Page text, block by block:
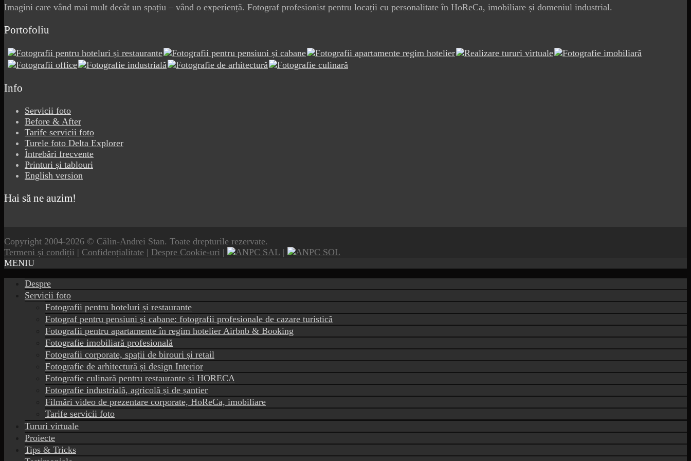
Imagini care vând mai mult decât un spațiu – vând o experiență. Fotograf profesionist pentru locații cu personalitate în HoReCa, imobiliare și domeniul industrial.
Portofoliu
Info
Servicii foto
Before & After
Tarife servicii foto
Turele foto Delta Explorer
Întrebări frecvente
Printuri și tablouri
English version
Hai să ne auzim!
Copyright 2004-2026 © Călin-Andrei Stan. Toate drepturile rezervate.
Termeni și condiții | Confidențialitate | Despre Cookie-uri |
|
MENIU
Despre
Servicii foto
Fotografii pentru hoteluri și restaurante
Fotograf pentru pensiuni și cabane: fotografii profesionale de cazare turistică
Fotografii pentru apartamente în regim hotelier Airbnb & Booking
Fotografie imobiliară profesională
Fotografii corporate, spații de birouri și retail
Fotografie de arhitectură și design Interior
Fotografie culinară pentru restaurante și HORECA
Fotografie industrială, agricolă și de șantier
Filmări video de prezentare corporate, HoReCa, imobiliare
Tarife servicii foto
Tururi virtuale
Proiecte
Tips & Tricks